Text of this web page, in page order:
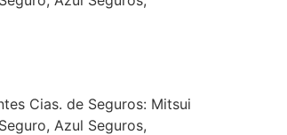
Cias. de Seguros: Mitsui
Azul Seguros,